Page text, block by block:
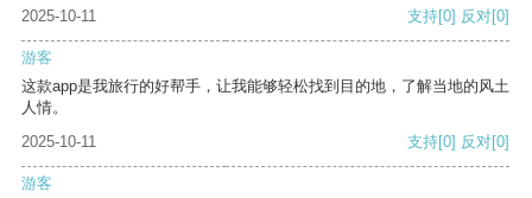
2025-10-11 支持[0] 反对[0]
游客
这款app是我旅行的好帮手，让我能够轻松找到目的地，了解当地的风土
人情。
2025-10-11
支持[0] 反对[0]
游客